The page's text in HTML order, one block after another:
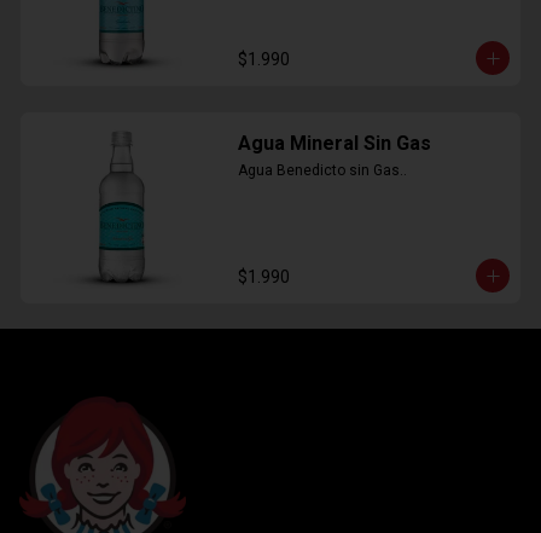
$1.990
Agua Mineral Sin Gas
Agua Benedicto sin Gas..
$1.990